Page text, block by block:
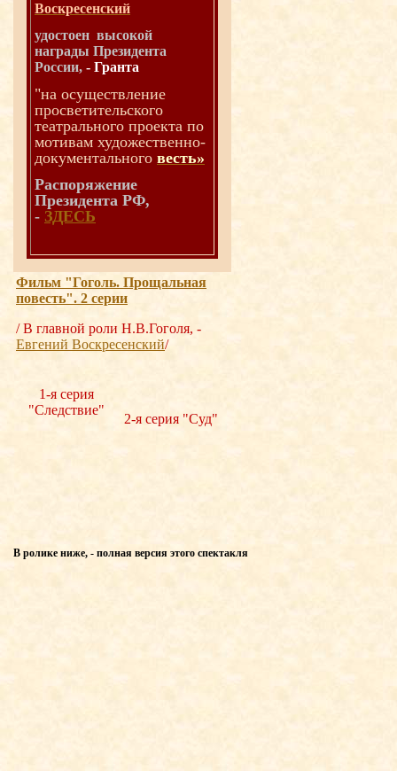
Воскресенский
удостоен высокой
награды Президента
России, - Гранта
"на осуществление
просветительского
театрального проекта по
мотивам художественно-
документального весть»
Распоряжение
Президента РФ,
- ЗДЕСЬ
Фильм "Гоголь. Прощальная
повесть". 2 серии
/ В главной роли Н.В.Гоголя, -
Евгений Воскресенский/
1-я серия
"Следствие"
2-я серия "Суд"
В ролике ниже, - полная версия этого спектакля